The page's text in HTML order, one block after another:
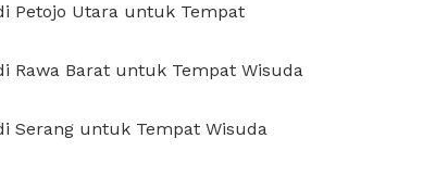
Petojo Utara untuk Tempat
Rawa Barat untuk Tempat Wisuda
Serang untuk Tempat Wisuda